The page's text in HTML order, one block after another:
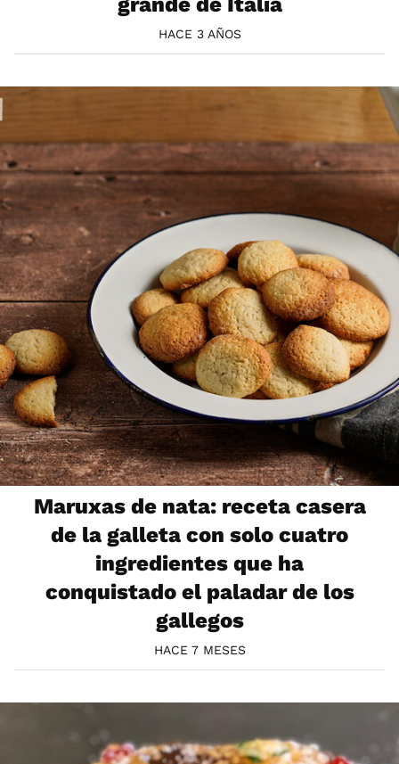
HACE 3 AÑOS
Maruxas de nata: receta casera
de la galleta con solo cuatro
ingredientes que ha
conquistado el paladar de los
gallegos
HACE 7 MESES